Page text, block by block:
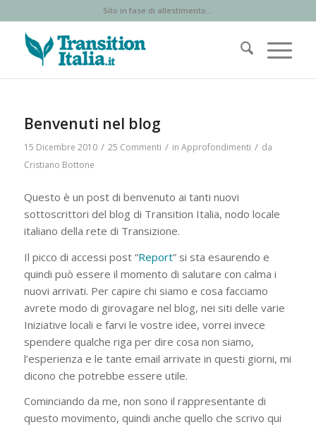
Sito in fase di allestimento...
Benvenuti nel blog
15 Dicembre 2010 / 25 Commenti / in Approfondimenti / da
Cristiano Bottone
Questo è un post di benvenuto ai tanti nuovi
sottoscrittori del blog di Transition Italia, nodo locale
italiano della rete di Transizione.
Il picco di accessi post “Report” si sta esaurendo e
quindi può essere il momento di salutare con calma i
nuovi arrivati. Per capire chi siamo e cosa facciamo
avrete modo di girovagare nel blog, nei siti delle varie
Iniziative locali e farvi le vostre idee, vorrei invece
spendere qualche riga per dire cosa non siamo,
l’esperienza e le tante email arrivate in questi giorni, mi
dicono che potrebbe essere utile.
Cominciando da me, non sono il rappresentante di
questo movimento, quindi anche quello che scrivo qui